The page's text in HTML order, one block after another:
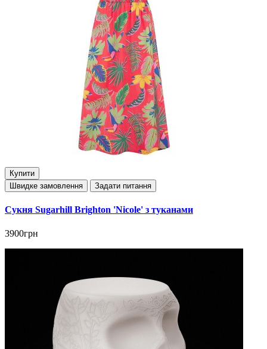
Купити
Швидке замовлення
Задати питання
Сукня Sugarhill Brighton 'Nicole' з туканами
3900грн